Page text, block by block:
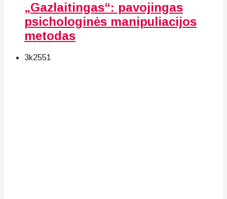
„Gazlaitingas“: pavojingas
psichologinės manipuliacijos
metodas
3k2551